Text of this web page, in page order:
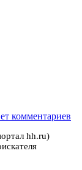
комментариев
hh.ru)